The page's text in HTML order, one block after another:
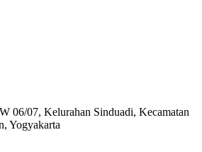
06/07, Kelurahan Sinduadi, Kecamatan
Yogyakarta